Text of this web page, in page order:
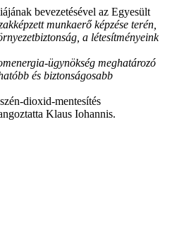
bevezetésével az Egyesült
munkaerő képzése terén,
a létesítményeink
ügynökség meghatározó
és biztonságosabb
dioxid-mentesítés
Klaus Iohannis.